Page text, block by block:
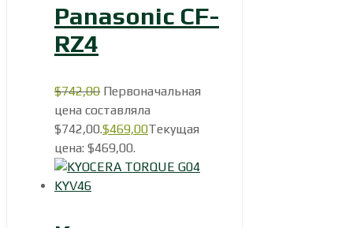
Panasonic CF-
RZ4
$742,00 Первоначальная
цена составляла
$742,00.$469,00Текущая
цена: $469,00.